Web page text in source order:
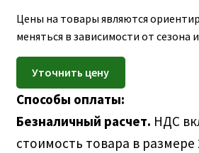
КОНТАКТЫ
Цены на товары являются
меняться в зависимости от сезона
Способы оплаты:
Безналичный расчет. НДС
стоимость товара в размере